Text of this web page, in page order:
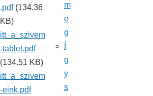
.pdf (134.36
KB)
itt_a_szivem
-tablet.pdf
(134.51 KB)
itt_a_szivem
-eink.pdf
m
e
g
g
y
s